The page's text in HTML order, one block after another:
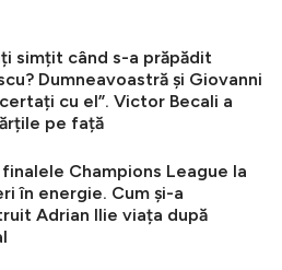
simțit când s-a prăpădit
Dumneavoastră și Giovanni
cu el”. Victor Becali a
pe față
finalele Champions League la
în energie. Cum și-a
Adrian Ilie viața după